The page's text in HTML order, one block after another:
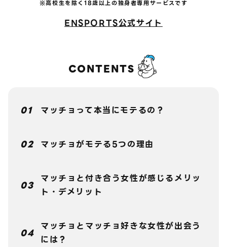
ENSPORTS公式サイト
CONTENTS
マッチョって本当にモテるの？
マッチョがモテる5つの理由
マッチョと付き合う女性が感じるメリッ
ト・デメリット
マッチョとマッチョ好きな女性が出会う
には？